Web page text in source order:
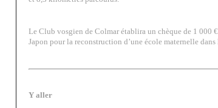
Le Club vosgien de Colmar établira un chèque de 1 000
Japon pour la reconstruction d’une école maternelle dans
Y aller